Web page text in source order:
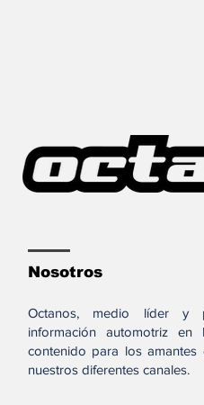
Nosotros
Octanos, medio líder y
información automotriz en
contenido para los
nuestros diferentes canales.